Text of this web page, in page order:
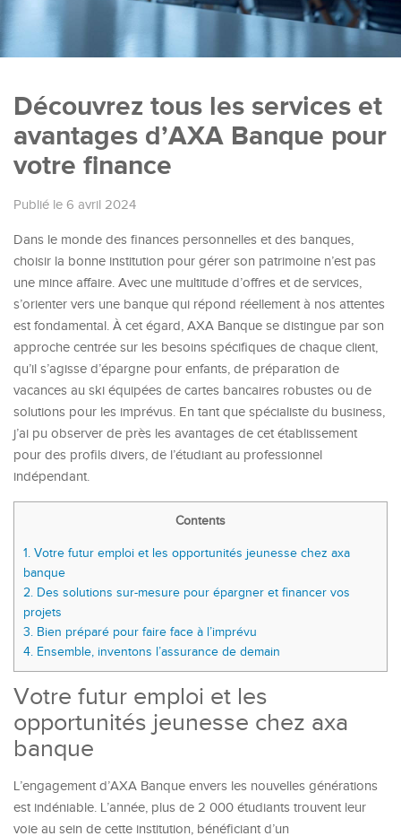
Découvrez tous les services et
avantages d’AXA Banque pour
votre finance
Publié le 6 avril 2024
Dans le monde des finances personnelles et des banques,
choisir la bonne institution pour gérer son patrimoine n’est pas
une mince affaire. Avec une multitude d’offres et de services,
s’orienter vers une banque qui répond réellement à nos attentes
est fondamental. À cet égard, AXA Banque se distingue par son
approche centrée sur les besoins spécifiques de chaque client,
qu’il s’agisse d’épargne pour enfants, de préparation de
vacances au ski équipées de cartes bancaires robustes ou de
solutions pour les imprévus. En tant que spécialiste du business,
j’ai pu observer de près les avantages de cet établissement
pour des profils divers, de l’étudiant au professionnel
indépendant.
Contents
1. Votre futur emploi et les opportunités jeunesse chez axa
banque
2. Des solutions sur-mesure pour épargner et financer vos
projets
3. Bien préparé pour faire face à l’imprévu
4. Ensemble, inventons l’assurance de demain
Votre futur emploi et les
opportunités jeunesse chez axa
banque
L’engagement d’AXA Banque envers les nouvelles générations
est indéniable. L’année, plus de 2 000 étudiants trouvent leur
voie au sein de cette institution, bénéficiant d’un